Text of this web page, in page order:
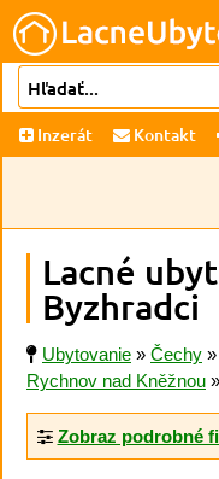
Inzerát Kontakt
Lacné
Byzhradci
Ubytovanie » Čechy »
Rychnov nad Kněžnou »
Zobraz podrobné